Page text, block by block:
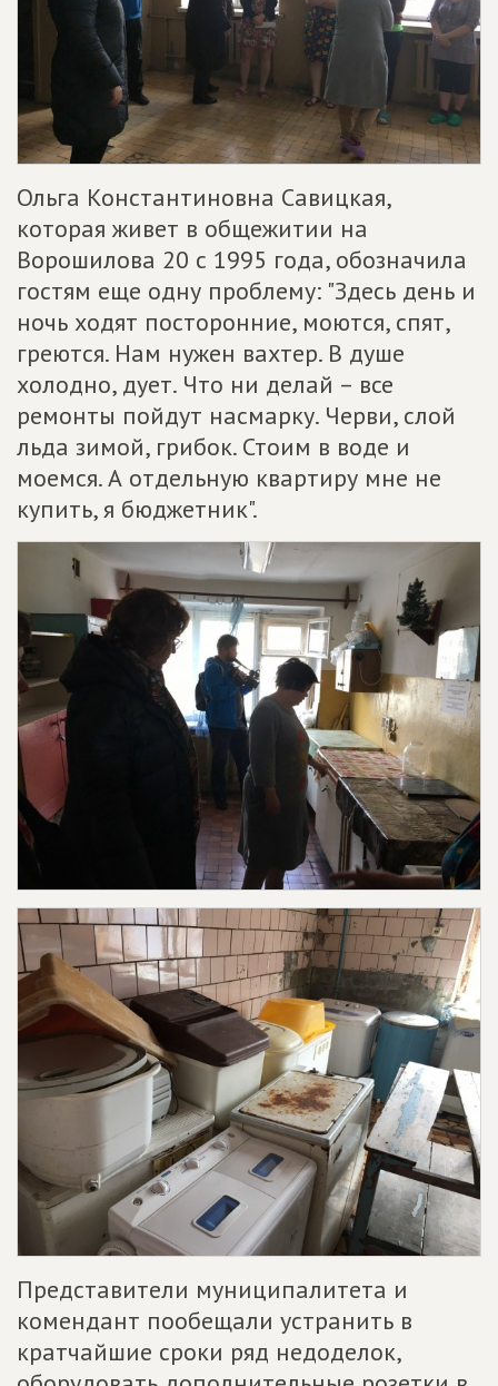
Ольга Константиновна Савицкая,
которая живет в общежитии на
Ворошилова 20 с 1995 года, обозначила
гостям еще одну проблему: "Здесь день и
ночь ходят посторонние, моются, спят,
греются. Нам нужен вахтер. В душе
холодно, дует. Что ни делай – все
ремонты пойдут насмарку. Черви, слой
льда зимой, грибок. Стоим в воде и
моемся. А отдельную квартиру мне не
купить, я бюджетник".
Представители муниципалитета и
комендант пообещали устранить в
кратчайшие сроки ряд недоделок,